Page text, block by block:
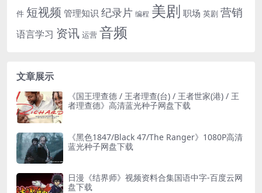
件 短视频 管理知识 纪录片 编程 美剧 职场 英剧 营销
语言学习 资讯 运营 音频
文章展示
《国王理查德 / 王者理查(台) / 王者世家(港) / 王
者理查德》高清蓝光种子网盘下载
《黑色1847/Black 47/The Ranger》1080P高清
蓝光种子网盘下载
日漫《结界师》视频资料合集国语中字-百度云网
盘下载